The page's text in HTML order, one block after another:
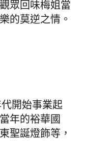
眾回味梅姐當
的莫逆之情。
開始事業起
年的裕華國
聖誕燈飾等，